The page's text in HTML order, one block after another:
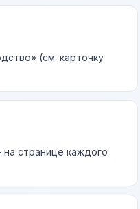
(см. карточку
на странице каждого